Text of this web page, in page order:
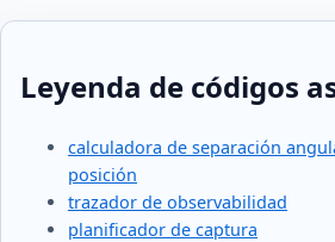
Leyenda de códigos
calculadora de separación
posición
trazador de observabilidad
planificador de captura